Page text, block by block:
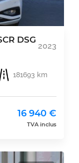
DSG
2023
181693 km
16 940 €
TVA inclus